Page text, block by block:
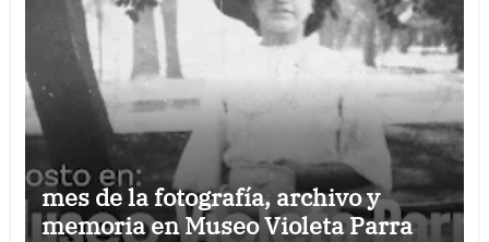
mes de la fotografía, archivo y
memoria en Museo Violeta Parra